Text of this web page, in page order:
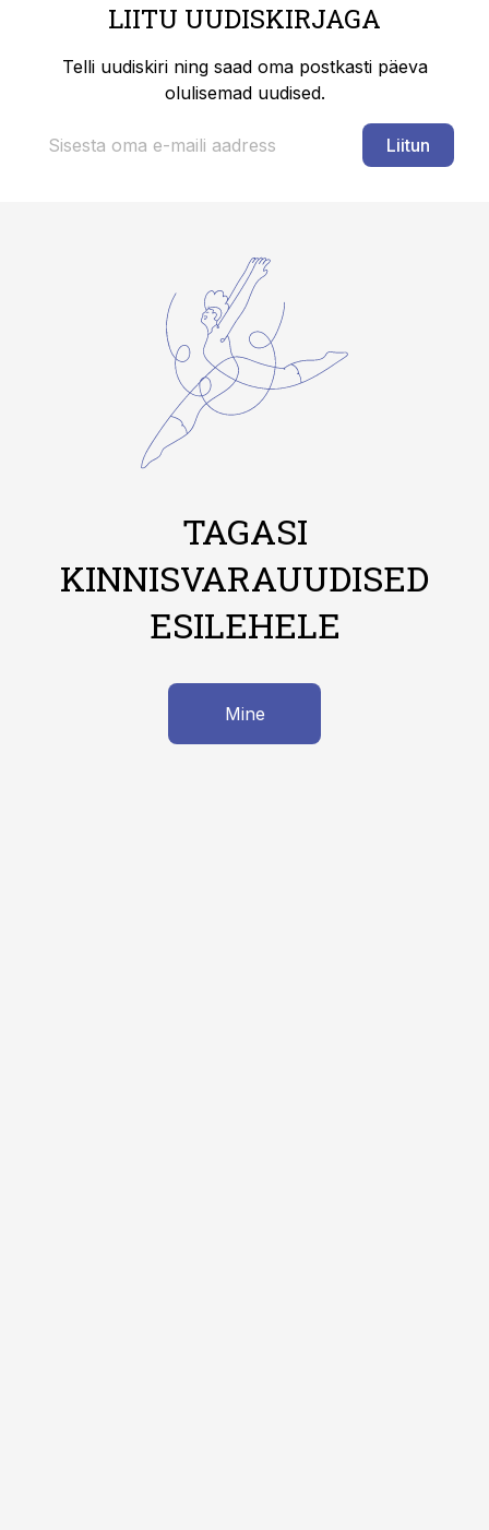
LIITU UUDISKIRJAGA
Telli uudiskiri ning saad oma postkasti päeva
olulisemad uudised.
Liitun
TAGASI
KINNISVARAUUDISED
ESILEHELE
Mine